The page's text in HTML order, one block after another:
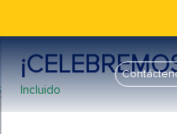
Incluido